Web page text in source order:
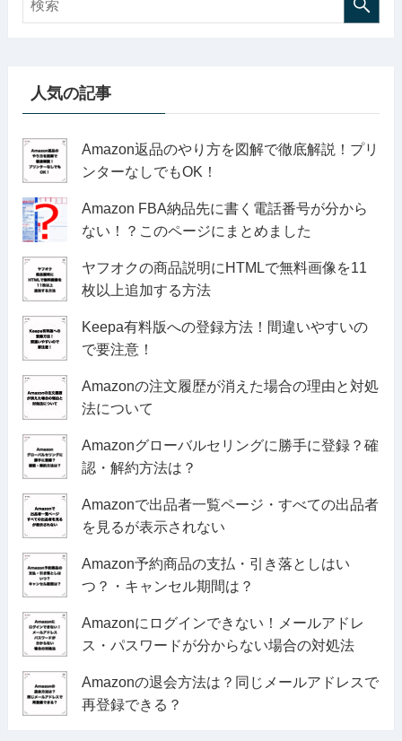
人気の記事
Amazon返品のやり方を図解で徹底解説！プリ
ンターなしでもOK！
Amazon FBA納品先に書く電話番号が分から
ない！？このページにまとめました
ヤフオクの商品説明にHTMLで無料画像を11
枚以上追加する方法
Keepa有料版への登録方法！間違いやすいの
で要注意！
Amazonの注文履歴が消えた場合の理由と対処
法について
Amazonグローバルセリングに勝手に登録？確
認・解約方法は？
Amazonで出品者一覧ページ・すべての出品者
を見るが表示されない
Amazon予約商品の支払・引き落としはい
つ？・キャンセル期間は？
Amazonにログインできない！メールアドレ
ス・パスワードが分からない場合の対処法
Amazonの退会方法は？同じメールアドレスで
再登録できる？